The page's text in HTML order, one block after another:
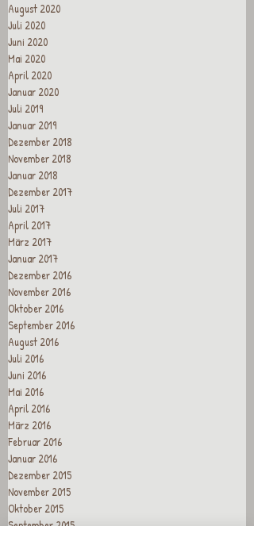
August 2020
Juli 2020
Juni 2020
Mai 2020
April 2020
Januar 2020
Juli 2019
Januar 2019
Dezember 2018
November 2018
Januar 2018
Dezember 2017
Juli 2017
April 2017
März 2017
Januar 2017
Dezember 2016
November 2016
Oktober 2016
September 2016
August 2016
Juli 2016
Juni 2016
Mai 2016
April 2016
März 2016
Februar 2016
Januar 2016
Dezember 2015
November 2015
Oktober 2015
September 2015